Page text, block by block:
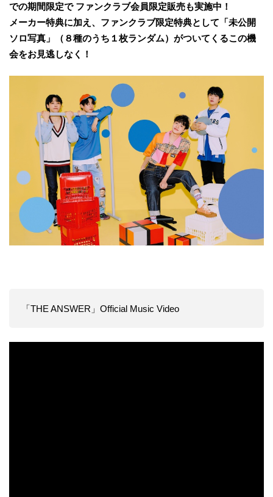
での期間限定で ファンクラブ会員限定販売も実施中！
メーカー特典に加え、ファンクラブ限定特典として「未公開
ソロ写真」（８種のうち１枚ランダム）がついてくるこの機
会をお見逃しなく！
「THE ANSWER」Official Music Video